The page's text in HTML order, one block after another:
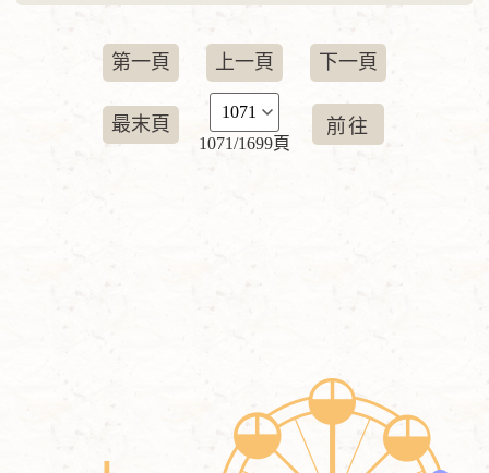
第一頁 上一頁 下一頁
最末頁
1071/1699頁